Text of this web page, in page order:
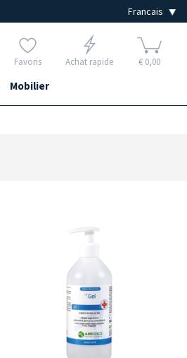
Favoris Achat rapide € 0,00
Mobilier